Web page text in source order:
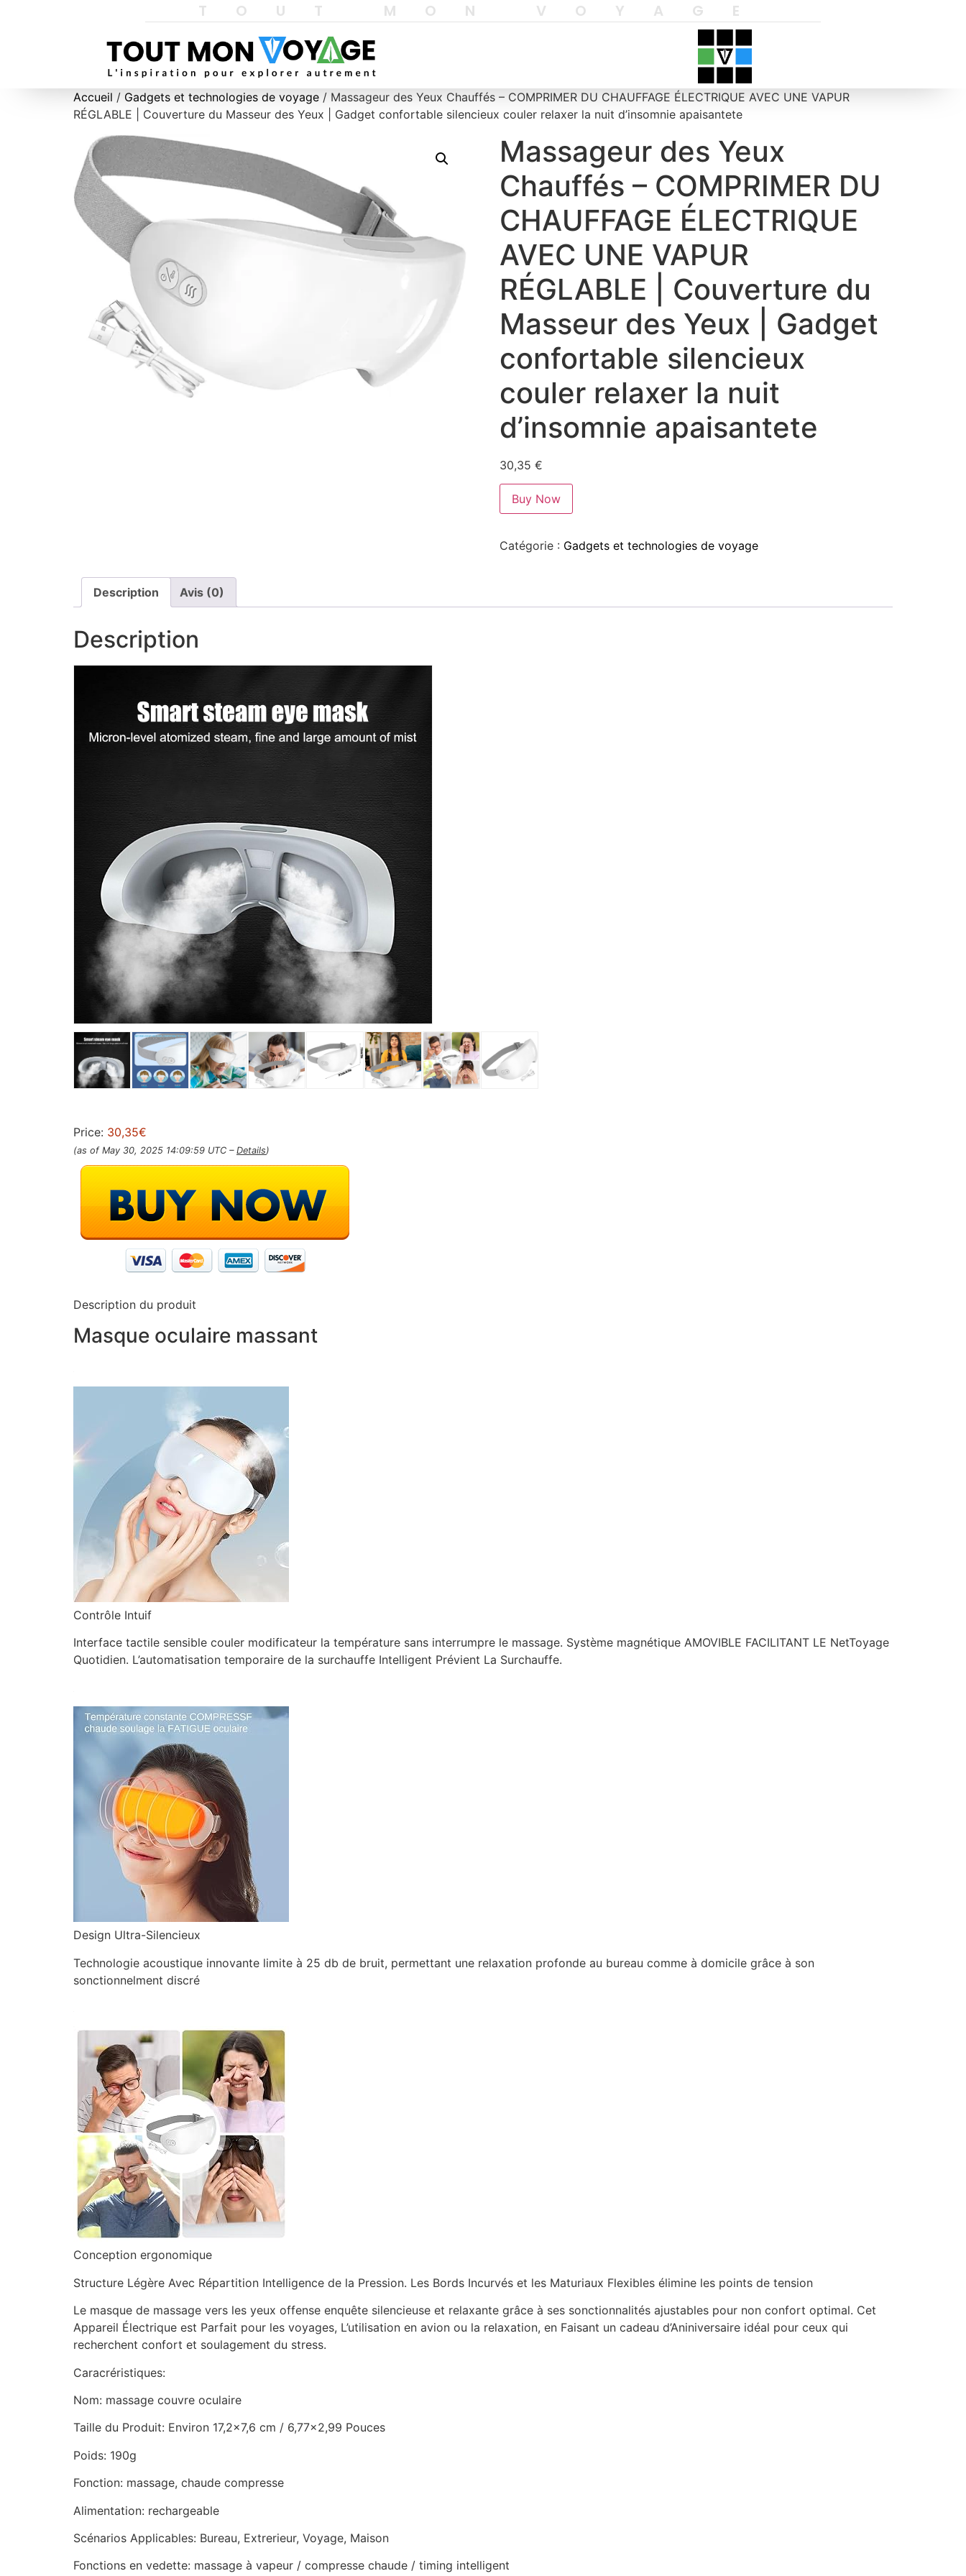
TOUT MON VOYAGE
Accueil / Gadgets et technologies de voyage / Massageur des Yeux Chauffés – COMPRIMER DU CHAUFFAGE ÉLECTRIQUE AVEC UNE VAPUR
RÉGLABLE | Couverture du Masseur des Yeux | Gadget confortable silencieux couler relaxer la nuit d’insomnie apaisantete
Massageur des Yeux
Chauffés – COMPRIMER DU
CHAUFFAGE ÉLECTRIQUE
AVEC UNE VAPUR
RÉGLABLE | Couverture du
Masseur des Yeux | Gadget
confortable silencieux
couler relaxer la nuit
d’insomnie apaisantete
30,35 €
Buy Now
Catégorie : Gadgets et technologies de voyage
Description Avis (0)
Description
Price: 30,35€
(as of May 30, 2025 14:09:59 UTC – Details)
Description du produit
Masque oculaire massant
Contrôle Intuif
Interface tactile sensible couler modificateur la température sans interrumpre le massage. Système magnétique AMOVIBLE FACILITANT LE NetToyage
Quotidien. L’automatisation temporaire de la surchauffe Intelligent Prévient La Surchauffe.
Design Ultra-Silencieux
Technologie acoustique innovante limite à 25 db de bruit, permettant une relaxation profonde au bureau comme à domicile grâce à son
sonctionnelment discré
Conception ergonomique
Structure Légère Avec Répartition Intelligence de la Pression. Les Bords Incurvés et les Maturiaux Flexibles élimine les points de tension
Le masque de massage vers les yeux offense enquête silencieuse et relaxante grâce à ses sonctionnalités ajustables pour non confort optimal. Cet
Appareil Électrique est Parfait pour les voyages, L’utilisation en avion ou la relaxation, en Faisant un cadeau d’Aniniversaire idéal pour ceux qui
recherchent confort et soulagement du stress.
Caracréristiques:
Nom: massage couvre oculaire
Taille du Produit: Environ 17,2×7,6 cm / 6,77×2,99 Pouces
Poids: 190g
Fonction: massage, chaude compresse
Alimentation: rechargeable
Scénarios Applicables: Bureau, Extrerieur, Voyage, Maison
Fonctions en vedette: massage à vapeur / compresse chaude / timing intelligent